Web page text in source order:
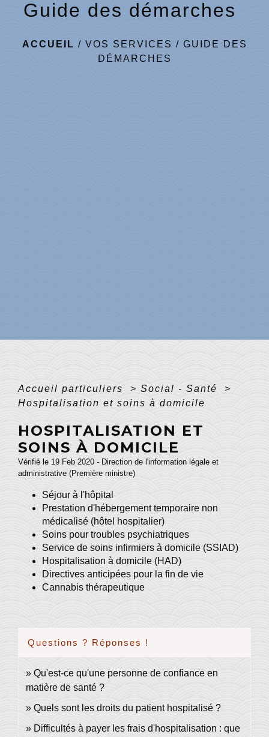
Guide des démarches
ACCUEIL / VOS SERVICES / GUIDE DES
DÉMARCHES
Accueil particuliers > Social - Santé
>
Hospitalisation et soins à domicile
HOSPITALISATION ET
SOINS À DOMICILE
Vérifié le 19 Feb 2020 - Direction de l'information légale et
administrative (Première ministre)
Séjour à l'hôpital
Prestation d'hébergement temporaire non
médicalisé (hôtel hospitalier)
Soins pour troubles psychiatriques
Service de soins infirmiers à domicile (SSIAD)
Hospitalisation à domicile (HAD)
Directives anticipées pour la fin de vie
Cannabis thérapeutique
Questions ? Réponses !
Qu'est-ce qu'une personne de confiance en
matière de santé ?
Quels sont les droits du patient hospitalisé ?
Difficultés à payer les frais d'hospitalisation : que